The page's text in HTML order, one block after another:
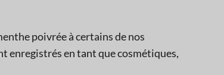
poivrée à certains de nos
enregistrés en tant que cosmétiques,